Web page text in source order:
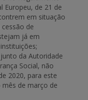
Europeu, de 21 de
em situação
de
já em
da Autoridade
Social, não
2020, para este
de março de